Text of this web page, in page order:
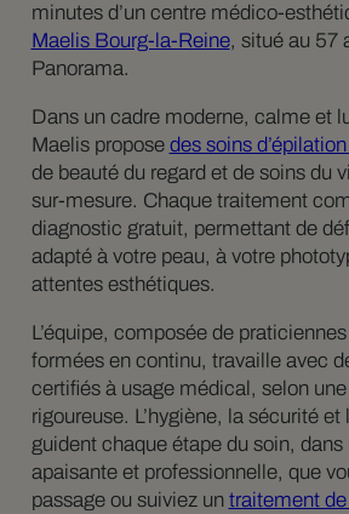
minutes d’un centre médico-
Maelis Bourg-la-Reine, situé au 57
Panorama.
Dans un cadre moderne, calme et
Maelis propose des soins
de beauté du regard et de soins du
sur-mesure. Chaque traitement
diagnostic gratuit, permettant de
adapté à votre peau, à votre
attentes esthétiques.
L’équipe, composée de
formées en continu, travaille avec
certifiés à usage médical, selon
rigoureuse. L’hygiène, la sécurité et
guident chaque étape du soin,
apaisante et professionnelle, que
passage ou suiviez un traitement